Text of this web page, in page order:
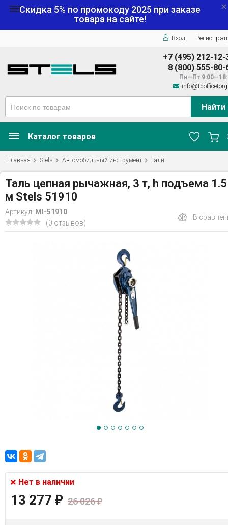
Скидка 5% по промокоду 2025 при заказе
товара на сайте!
Вход
+7 (495) 212-12-
8 (800) 555-80-
Пн—Пт
Найти
Каталог товаров
Главная Stels Автомобильный инструмент Тали
Таль цепная рычажная, 3 т, h подъема 1.5
м Stels 51910
Артикул: MI-51910
(0 отзывов)
В
Нет в наличии
13 277 ₽ 26 026₽